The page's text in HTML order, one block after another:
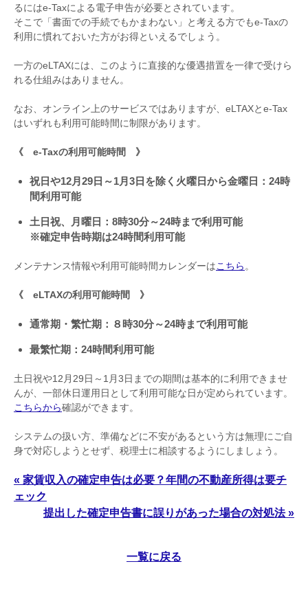
るにはe-Taxによる電子申告が必要とされています。
そこで「書面での手続でもかまわない」と考える方でもe-Taxの
利用に慣れておいた方がお得といえるでしょう。
一方のeLTAXには、このように直接的な優遇措置を一律で受けら
れる仕組みはありません。
なお、オンライン上のサービスではありますが、 eLTAXとe-Tax
はいずれも利用可能時間に制限があります。
《 e-Taxの利用可能時間 》
祝日や12月 29日～1月 3日を除く火曜日から金曜日： 24時
間利用可能
土日祝、月曜日： 8時30分～24時まで利用可能
※確定申告時期は24時間利用可能
メンテナンス情報や利用可能時間カレンダーはこちら 。
《 eLTAXの利用可能時間 》
通常期・繁忙期：８時30分～24時まで利用可能
最繁忙期： 24時間利用可能
土日祝や12 月 29日～ 1 月3日までの期間は基本的に利用できませ
んが、一部休日運用日として利用可能な日が定められています。
こちらから確認ができます。
システムの扱い方、準備などに不安があるという方は無理にご自
身で対応しようとせず、税理士に相談するようにしましょう。
« 家賃収入の確定申告は必要？年間の不動産所得は要チ
ェック
提出した確定申告書に誤りがあった場合の対処法 »
一覧に戻る